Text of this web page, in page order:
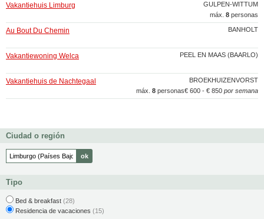
GULPEN-WITTUM
Vakantiehuis Limburg
máx. 8 personas
BANHOLT
Au Bout Du Chemin
PEEL EN MAAS (BAARLO)
Vakantiewoning Welca
BROEKHUIZENVORST
Vakantiehuis de Nachtegaal
€ 600 - € 850 por semana
máx. 8 personas
Ciudad o región
Tipo
Bed & breakfast (28)
Residencia de vacaciones (15)